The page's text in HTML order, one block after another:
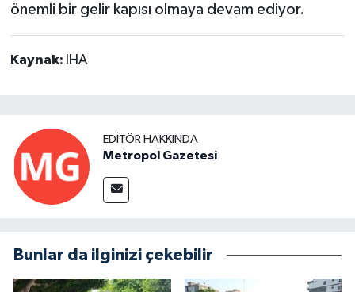
önemli bir gelir kapısı olmaya devam ediyor.
Kaynak: İHA
EDITÖR HAKKINDA
Metropol Gazetesi
Bunlar da ilginizi çekebilir